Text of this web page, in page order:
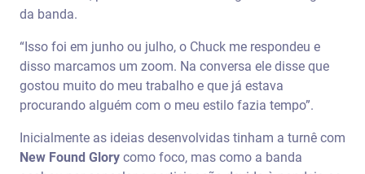
da banda.
“Isso foi em junho ou julho, o Chuck me respondeu e
disso marcamos um zoom. Na conversa ele disse que
gostou muito do meu trabalho e que já estava
procurando alguém com o meu estilo fazia tempo”.
Inicialmente as ideias desenvolvidas tinham a turnê com
New Found Glory como foco, mas como a banda